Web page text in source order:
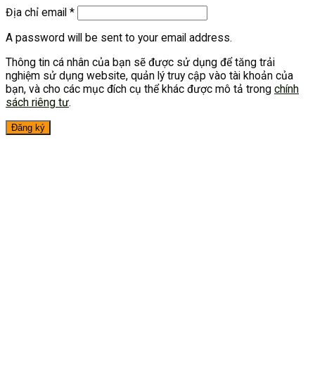
Địa chỉ email *
A password will be sent to your email address.
Thông tin cá nhân của bạn sẽ được sử dụng để tăng trải
nghiệm sử dụng website, quản lý truy cập vào tài khoản của
bạn, và cho các mục đích cụ thể khác được mô tả trong chính
sách riêng tư.
Đăng ký